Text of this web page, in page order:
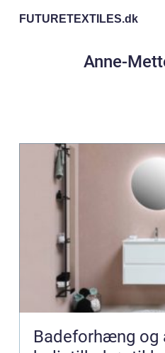
FUTURETEXTILES.dk
Anne-
Badeforhæng og